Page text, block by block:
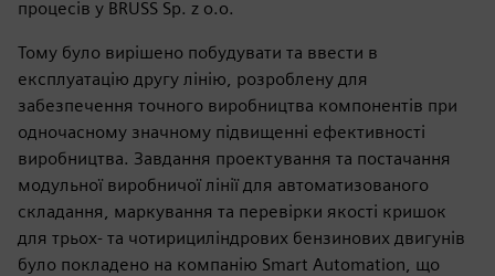
процесів у BRUSS Sp. z o.o.
Тому було вирішено побудувати та ввести в
експлуатацію другу лінію, розроблену для
забезпечення точного виробництва компонентів при
одночасному значному підвищенні ефективності
виробництва. Завдання проектування та постачання
модульної виробничої лінії для автоматизованого
складання, маркування та перевірки якості кришок
для трьох- та чотирициліндрових бензинових двигунів
було покладено на компанію Smart Automation, що